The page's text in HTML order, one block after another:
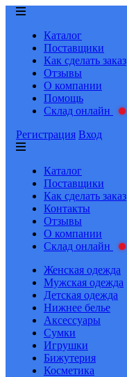
Каталог
Поставщики
Как сделать заказ
Отзывы
О компании
Помощь
Склад онлайн
Регистрация Вход
Каталог
Поставщики
Как сделать заказ
Контакты
Отзывы
О компании
Склад онлайн
Женская одежда
Мужская одежда
Детская одежда
Нижнее белье
Аксессуары
Сумки
Игрушки
Бижутерия
Косметика